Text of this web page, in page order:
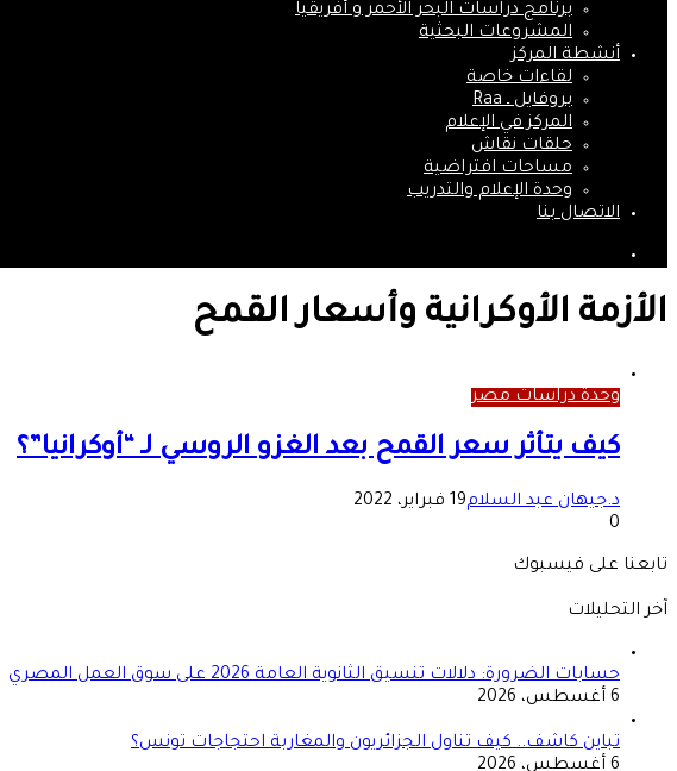
برنامج دراسات البحر الأحمر و أفريقيا
المشروعات البحثية
أنشطة المركز
لقاءات خاصة
بروفايل ـ Raa
المركز في الإعلام
حلقات نقاش
مساحات افتراضية
وحدة الإعلام والتدريب
الاتصال بنا
الأزمة الأوكرانية وأسعار القمح
وحدة دراسات مصر
كيف يتأثر سعر القمح بعد الغزو الروسي لـ “أوكرانيا”؟
د.جيهان عبد السلام19 فبراير، 2022
0
تابعنا على فيسبوك
آخر التحليلات
حسابات الضرورة: دلالات تنسيق الثانوية العامة 2026 على سوق العمل المصري
6 أغسطس، 2026
تباين كاشف.. كيف تناول الجزائريون والمغاربة احتجاجات تونس؟
6 أغسطس، 2026